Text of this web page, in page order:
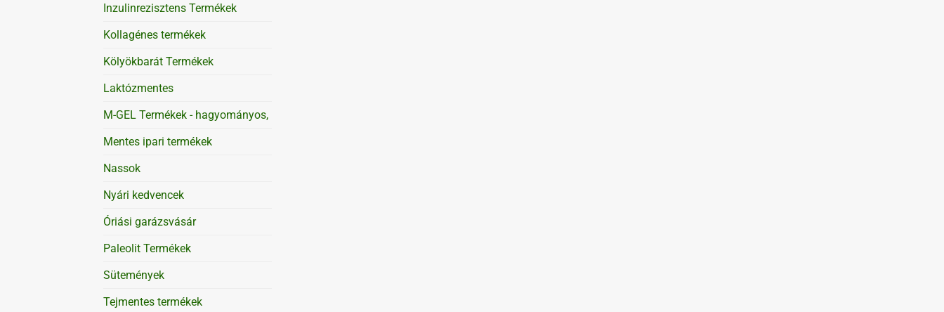
Inzulinrezisztens Termékek
Kollagénes termékek
Kölyökbarát Termékek
Laktózmentes
M-GEL Termékek - hagyományos,
Mentes ipari termékek
Nassok
Nyári kedvencek
Óriási garázsvásár
Paleolit Termékek
Sütemények
Tejmentes termékek